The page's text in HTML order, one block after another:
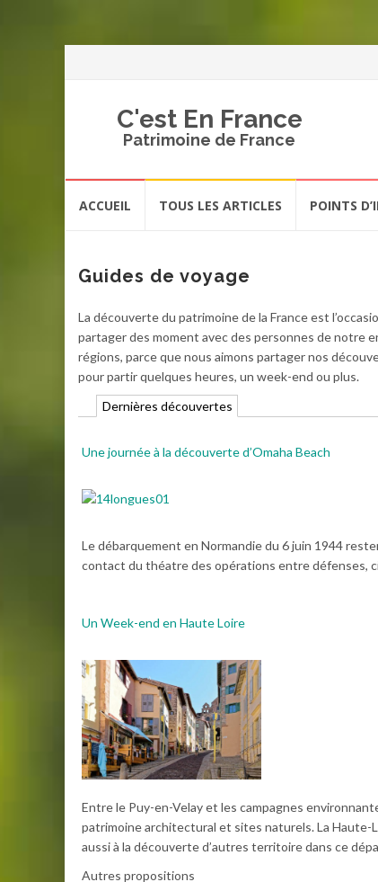
C'est En France
Patrimoine de France
ACCUEIL TOUS LES ARTICLES POINTS
Guides de voyage
La découverte du patrimoine de la France est
partager des moment avec des personnes de notre
régions, parce que nous aimons partager nos
pour partir quelques heures, un week-end ou plus.
Dernières découvertes
Une journée à la découverte d’Omaha Beach
Le débarquement en Normandie du 6 juin 1944
contact du théatre des opérations entre défenses,
Un Week-end en Haute Loire
Entre le Puy-en-Velay et les campagnes
patrimoine architectural et sites naturels. La
aussi à la découverte d’autres territoire dans ce
Autres propositions